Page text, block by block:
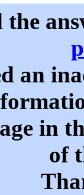
the
an
in
of